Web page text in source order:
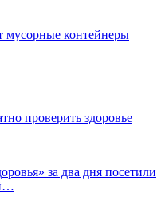
мусорные контейнеры
проверить здоровье
за два дня посетили